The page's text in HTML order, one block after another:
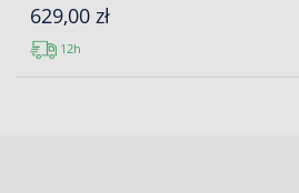
629,00 zł
12h